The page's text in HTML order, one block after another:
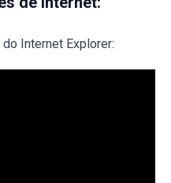
Internet Explorer: